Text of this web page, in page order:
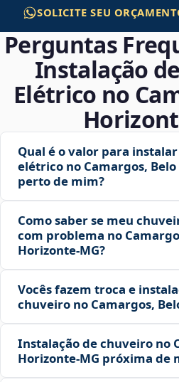
SOLICITE SEU
Perguntas
Instalação
Elétrico no
Qual é o valor para
elétrico no Camargos, Belo
perto de mim?
Como saber se meu
com problema no
Horizonte‑MG?
Vocês fazem troca e
chuveiro no Camargos,
Instalação de chuveiro no
Horizonte‑MG próxima de